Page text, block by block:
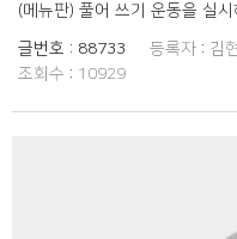
(메뉴판) 풀어 쓰기 운동을 실
이를 우리말로 순화해 표현할
제시되었습니다. 우선 국립국
카세'를 각각 검색해 보았더니,
자고 얘기했지만 '주방 특선'을
글번호 : 88733 등록자 : 김
조회수 : 10929